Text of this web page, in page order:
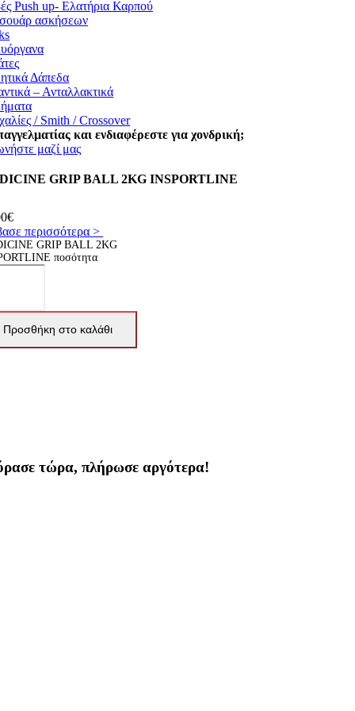
Push up- Ελατήρια Καρπού
ασκήσεων
Δάπεδα
– Ανταλλακτικά
/ Smith / Crossover
και ενδιαφέρεστε για χονδρική;
μαζί μας
GRIP BALL 2KG INSPORTLINE
€
περισσότερα >
GRIP BALL 2KG
ποσότητα
Προσθήκη στο καλάθι
τώρα, πλήρωσε αργότερα!